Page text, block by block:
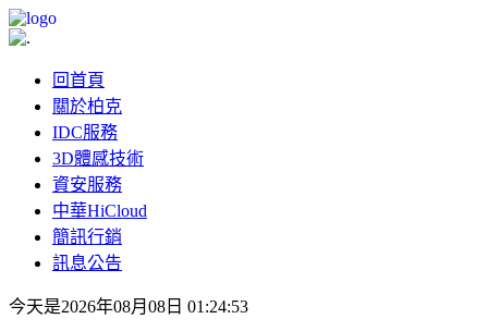
回首頁
關於柏克
IDC服務
3D體感技術
資安服務
中華HiCloud
簡訊行銷
訊息公告
今天是2026年08月08日 01:24:53